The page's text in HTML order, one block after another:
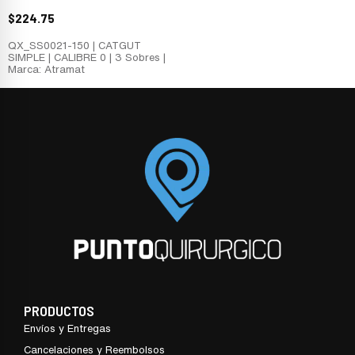
$224.75
QX_SS0021-150 | CATGUT
SIMPLE | CALIBRE 0 | 3 Sobres |
Marca: Atramat
PRODUCTOS
Envíos y Entregas
Cancelaciones y Reembolsos